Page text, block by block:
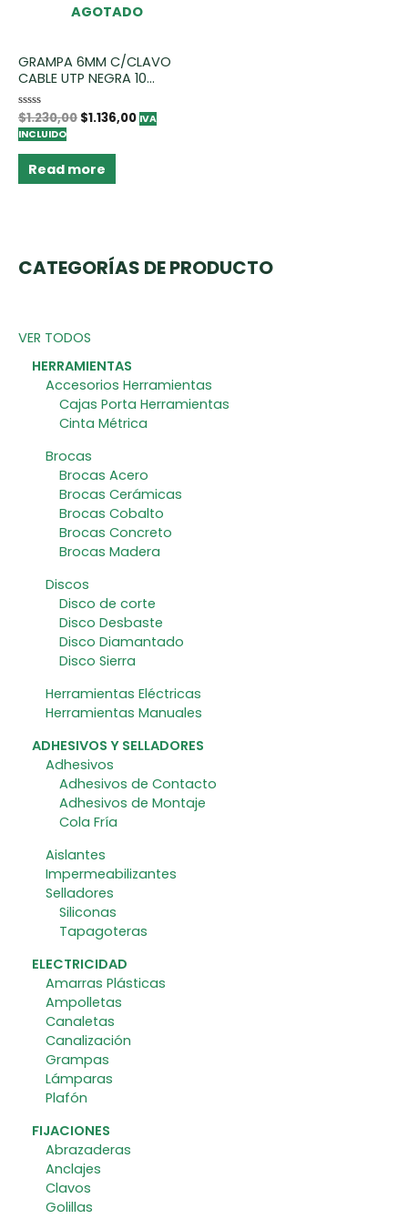
CATEGORÍAS DE PRODUCTO
VER TODOS
HERRAMIENTAS
Accesorios Herramientas
Cajas Porta Herramientas
Cinta Métrica
Brocas
Brocas Acero
Brocas Cerámicas
Brocas Cobalto
Brocas Concreto
Brocas Madera
Discos
Disco de corte
Disco Desbaste
Disco Diamantado
Disco Sierra
Herramientas Eléctricas
Herramientas Manuales
ADHESIVOS Y SELLADORES
Adhesivos
Adhesivos de Contacto
Adhesivos de Montaje
Cola Fría
Aislantes
Impermeabilizantes
Selladores
Siliconas
Tapagoteras
ELECTRICIDAD
Amarras Plásticas
Ampolletas
Canaletas
Canalización
Grampas
Lámparas
Plafón
FIJACIONES
Abrazaderas
Anclajes
Clavos
Golillas
AGOTADO
GRAMPA 6MM C/CLAVO
CABLE UTP NEGRA 10...
Rated
0
out
$1.230,00 $1.136,00 IVA
INCLUIDO
Read more